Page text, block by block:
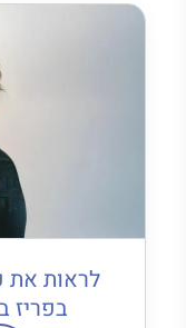
לראות את
בפריז